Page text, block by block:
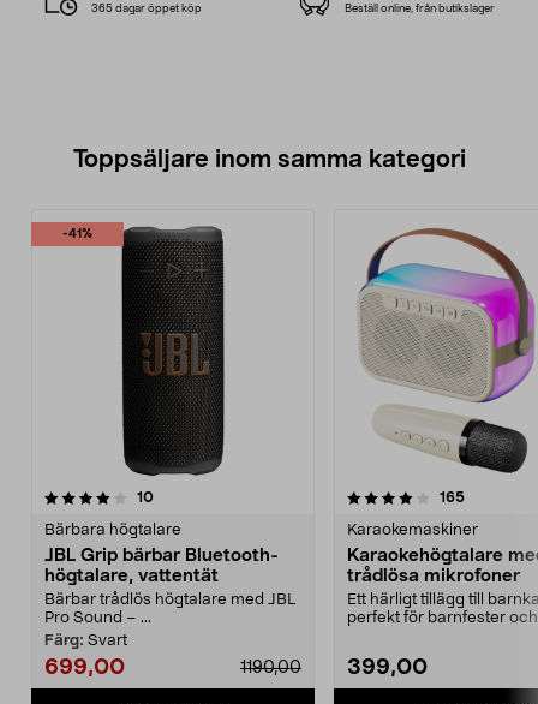
365 dagar öppet köp Beställ online, från butikslager
Toppsäljare inom samma kategori
-41%
10recensioner
Bärbara högtalare
JBL Grip bärbar Bluetooth-
högtalare, vattentät
Bärbar trådlös högtalare med JBL
Pro Sound – ...
Färg: Svart
699,00 1190,00
4.0 av 5 stjärnor 165
Karaokemaskiner
Karaokehögtalare
trådlösa mikrofoner
Ett härligt tillägg till
perfekt för barnfester och
399,00
4.0 av 5 stjärnor